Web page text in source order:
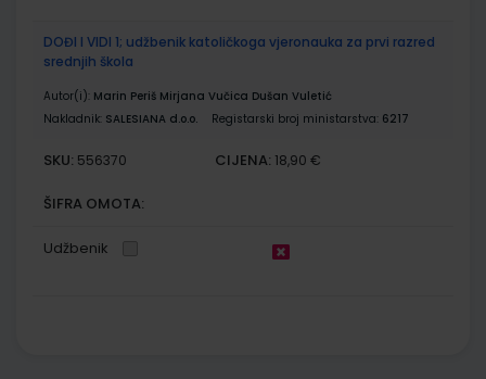
DOĐI I VIDI 1; udžbenik katoličkoga vjeronauka za prvi razred
srednjih škola
Autor(i): Marin Periš Mirjana Vučica Dušan Vuletić
Nakladnik: SALESIANA d.o.o. Registarski broj ministarstva: 6217
SKU: 556370 CIJENA: 18,90 €
ŠIFRA OMOTA:
Udžbenik